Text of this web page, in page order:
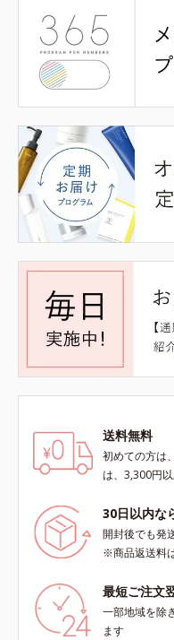
送料無料
初めての方は
は、3,300円
30日以内な
開封後でも発
※商品返送料
最短ご注文
一部地域を除
ます